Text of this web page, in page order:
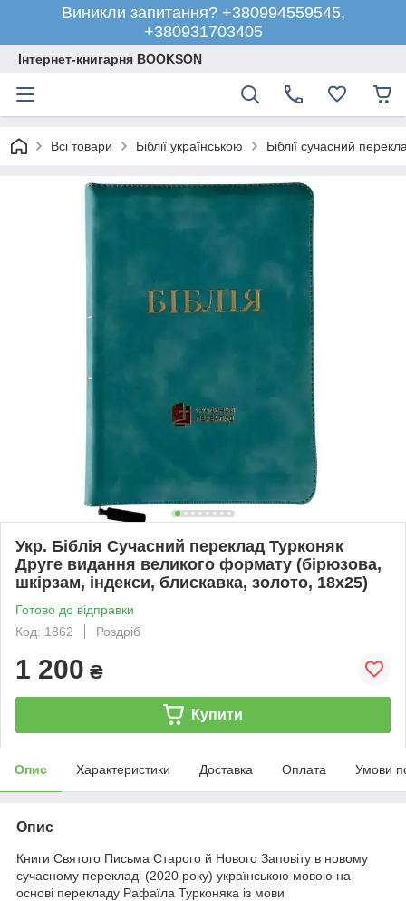
Виникли запитання? +380994559545,
+380931703405
Інтернет-книгарня BOOKSON
Всі товари Біблії українською Біблії сучасний
Укр. Біблія Сучасний переклад Турконяк
Друге видання великого формату (бірюзова,
шкірзам, індекси, блискавка, золото, 18х25)
Готово до відправки
Код: 1862
Роздріб
1 200 ₴
Купити
Опис Характеристики Доставка Оплата Умови
Опис
Книги Святого Письма Старого й Нового Заповіту в новому
сучасному перекладі (2020 року) українською мовою на
основі перекладу Рафаїла Турконяка із мови